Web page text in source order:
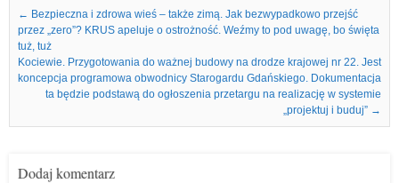
Nawigacja we wpisach
← Bezpieczna i zdrowa wieś – także zimą. Jak bezwypadkowo przejść
przez „zero”? KRUS apeluje o ostrożność. Weźmy to pod uwagę, bo święta
tuż, tuż
Kociewie. Przygotowania do ważnej budowy na drodze krajowej nr 22. Jest
koncepcja programowa obwodnicy Starogardu Gdańskiego. Dokumentacja
ta będzie podstawą do ogłoszenia przetargu na realizację w systemie
„projektuj i buduj” →
Dodaj komentarz